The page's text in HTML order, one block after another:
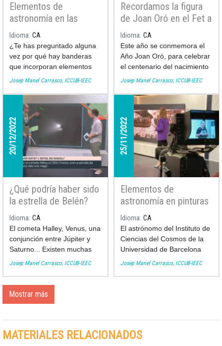
Elementos de
astronomía en las
banderas en el Fet a
Mida
Idioma CA
¿Te has preguntado alguna
vez por qué hay banderas
que incorporan elementos
astronómicos (estrellas,
el astrónomo del Instituto de
Ciencias del Cosmos de la
Universidad de Barcelona
Josep Manel Carrasco nos
trae una recopilación de las
más curiosas y nos explica
su significado.
Puedes ver su participación
aquí:
Josep Manel Carrasco, ICCUB-IEEC
Recordamos la figura
de Joan Oró en el Fet a
Mida
Idioma CA
Este año se conmemora el
Año Joan Oró, para celebrar
el centenario del nacimiento
del bioquímico leridano
de Barcelona. Recordamos
la impronta que dejó en el
mundo de la ciencia con el
astrónomo del Instituto de
Ciencias del Cosmos de la
UB (ICCUB) Josep Manel
Carrasco.
Podéis ver su participación
aquí:
Josep Manel Carrasco, ICCUB-IEEC
20/12/2022
¿Qué podría haber sido
la estrella de Belén?
Josep Manel Carrasco
en el Fet a Mida
Idioma CA
El cometa Halley, Venus, una
conjunción entre Júpiter y
Saturno... Existen muchas
teorías sobre qué podría
los Reyes Magos de Oriente
Las analizamos con el
investigador y astrónomo del
Josep Manel Carrasco, ICCUB-IEEC
25/11/2022
Elementos de
astronomía en pinturas
históricas en el Fet a
Mida
Idioma CA
El astrónomo del Instituto de
Ciencias del Cosmos de la
Universidad de Barcelona
Josep Manel Carrasco hace
Puedes ver su participación
aquí a partir del minuto
Josep Manel Carrasco, ICCUB-IEEC
Mostrar más
MATERIALES RELACIONADOS